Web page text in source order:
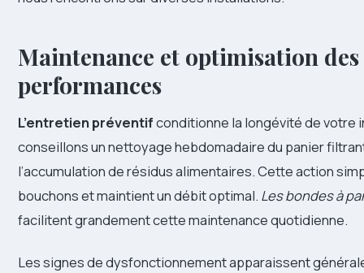
Maintenance et optimisation des
performances
L’entretien préventifconditionne la longévité de votre
conseillons un nettoyage hebdomadaire du panier
l’accumulation de résidus alimentaires. Cette action
bouchons et maintient un débit optimal. Les bondes à
facilitent grandement cette maintenance quotidienne.
Les signes de dysfonctionnement apparaissent